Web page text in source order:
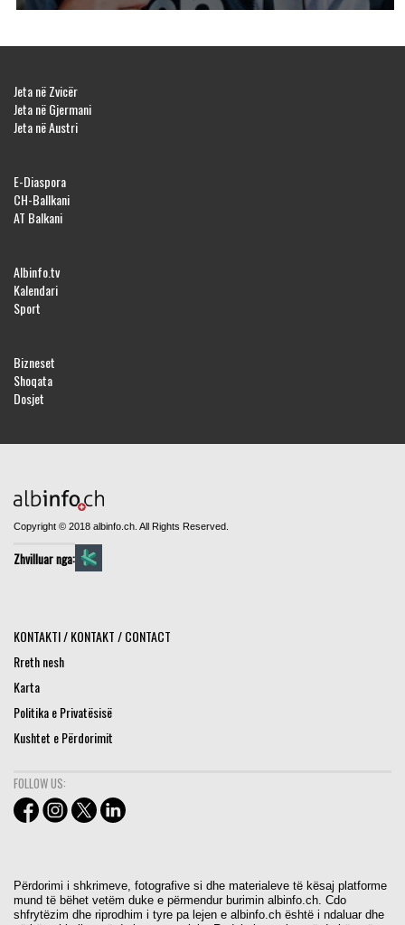
Jeta në Zvicër
Jeta në Gjermani
Jeta në Austri
E-Diaspora
CH-Ballkani
AT Balkani
Albinfo.tv
Kalendari
Sport
Bizneset
Shoqata
Dosjet
Copyright © 2018 albinfo.ch. All Rights Reserved.
Zhvilluar nga:
KONTAKTI / KONTAKT / CONTACT
Rreth nesh
Karta
Politika e Privatësisë
Kushtet e Përdorimit
FOLLOW US:
Përdorimi i shkrimeve, fotografive si dhe materialeve të kësaj platforme
mund të bëhet vetëm duke e përmendur burimin albinfo.ch. Cdo
shfrytëzim dhe riprodhim i tyre pa lejen e albinfo.ch është i ndaluar dhe